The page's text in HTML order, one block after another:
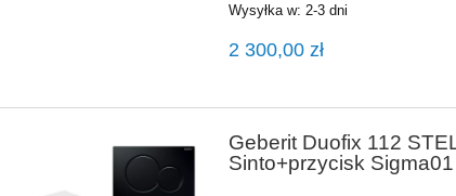
Wysyłka w: 2-3 dni
2 300,00 zł
Geberit Duofix 112
Sinto+przycisk